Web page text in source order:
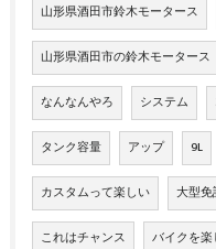
山形県酒田市鈴木モータース
山形県酒田市の鈴木モータース
なんなんやろ システム
タンク容量 アップ 9L
カスタムって楽しい 大型免
これはチャンス バイクを楽